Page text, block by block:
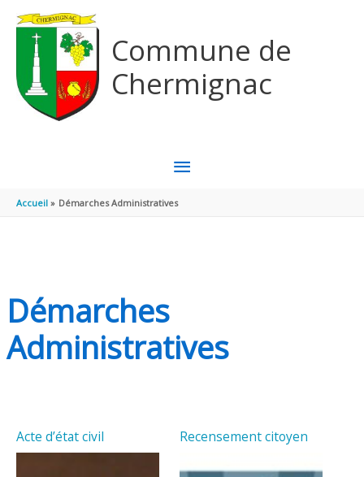
Commune de
Chermignac
MENU
PRINCIPAL
Accueil Démarches Administratives
Démarches
Administratives
Acte d’état civil Recensement citoyen